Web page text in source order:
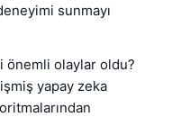
sunmayı
önemli olaylar oldu?
yapay zeka